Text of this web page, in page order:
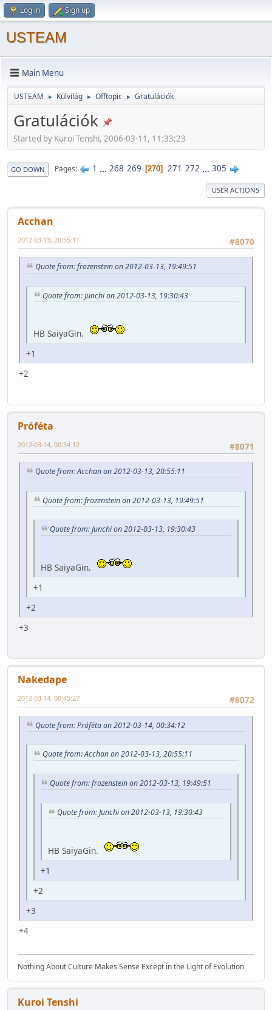
Log in Sign up
USTEAM
Main Menu
USTEAM ► Külvilág ► Offtopic ► Gratulációk
Gratulációk
Started by Kuroi Tenshi, 2006-03-11, 11:33:23
GO DOWN Pages 1 ... 268 269 270 271 272 ... 305
USER ACTIONS
Acchan
#8070
2012-03-13, 20:55:11
Quote from: frozenstein on 2012-03-13, 19:49:51
Quote from: Junchi on 2012-03-13, 19:30:43
HB SaiyaGin.
+1
+2
Próféta
#8071
2012-03-14, 00:34:12
Quote from: Acchan on 2012-03-13, 20:55:11
Quote from: frozenstein on 2012-03-13, 19:49:51
Quote from: Junchi on 2012-03-13, 19:30:43
HB SaiyaGin.
+1
+2
+3
Nakedape
#8072
2012-03-14, 00:45:27
Quote from: Próféta on 2012-03-14, 00:34:12
Quote from: Acchan on 2012-03-13, 20:55:11
Quote from: frozenstein on 2012-03-13, 19:49:51
Quote from: Junchi on 2012-03-13, 19:30:43
HB SaiyaGin.
+1
+2
+3
+4
Nothing About Culture Makes Sense Except in the Light of Evolution
Kuroi Tenshi